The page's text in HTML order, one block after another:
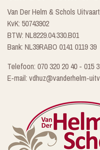
Van Der Helm & Schols
KvK: 50743902
BTW: NL8229.04.330.B01
Bank: NL39RABO 0141 0119 39
Telefoon: 070 320 20 40 - 015
E-mail: vdhuz@vanderhelm-